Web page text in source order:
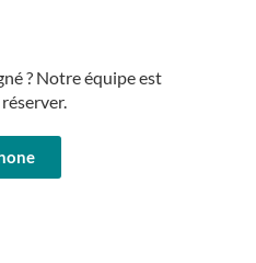
? Notre équipe est